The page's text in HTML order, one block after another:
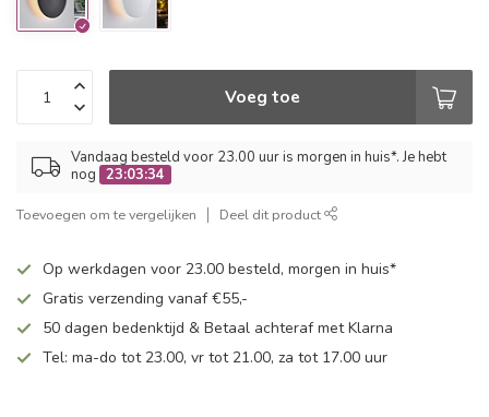
Voeg toe
Vandaag besteld voor 23.00 uur is morgen in huis*. Je hebt
nog 23:03:34
Toevoegen om te vergelijken Deel dit product
Op werkdagen voor 23.00 besteld, morgen in huis*
Gratis verzending vanaf €55,-
50 dagen bedenktijd & Betaal achteraf met Klarna
Tel: ma-do tot 23.00, vr tot 21.00, za tot 17.00 uur